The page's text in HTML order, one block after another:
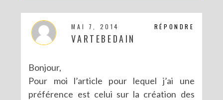
RÉPONDRE
MAI 7, 2014
VARTEBEDAIN
Bonjour,
Pour moi l’article pour lequel j’ai une
préférence est celui sur la création des